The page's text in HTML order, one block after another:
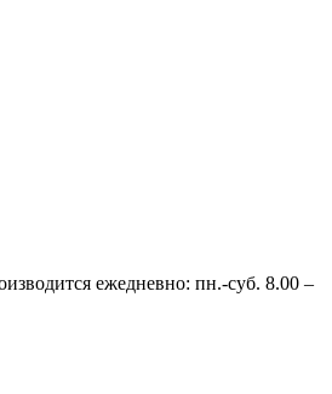
ежедневно: пн.-суб. 8.00 –